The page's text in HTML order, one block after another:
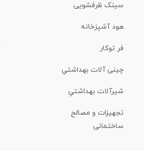
سینک ظرفشویی
هود آشپزخانه
فر توکار
چینی آلات بهداشتي
شیرآلات بهداشتي
تجهیزات و مصالح
ساختمانی